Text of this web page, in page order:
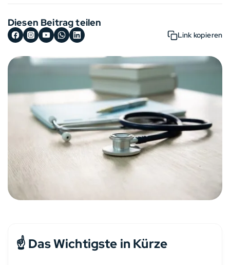
Diesen Beitrag teilen
Link kopieren
☝️ Das Wichtigste in Kürze